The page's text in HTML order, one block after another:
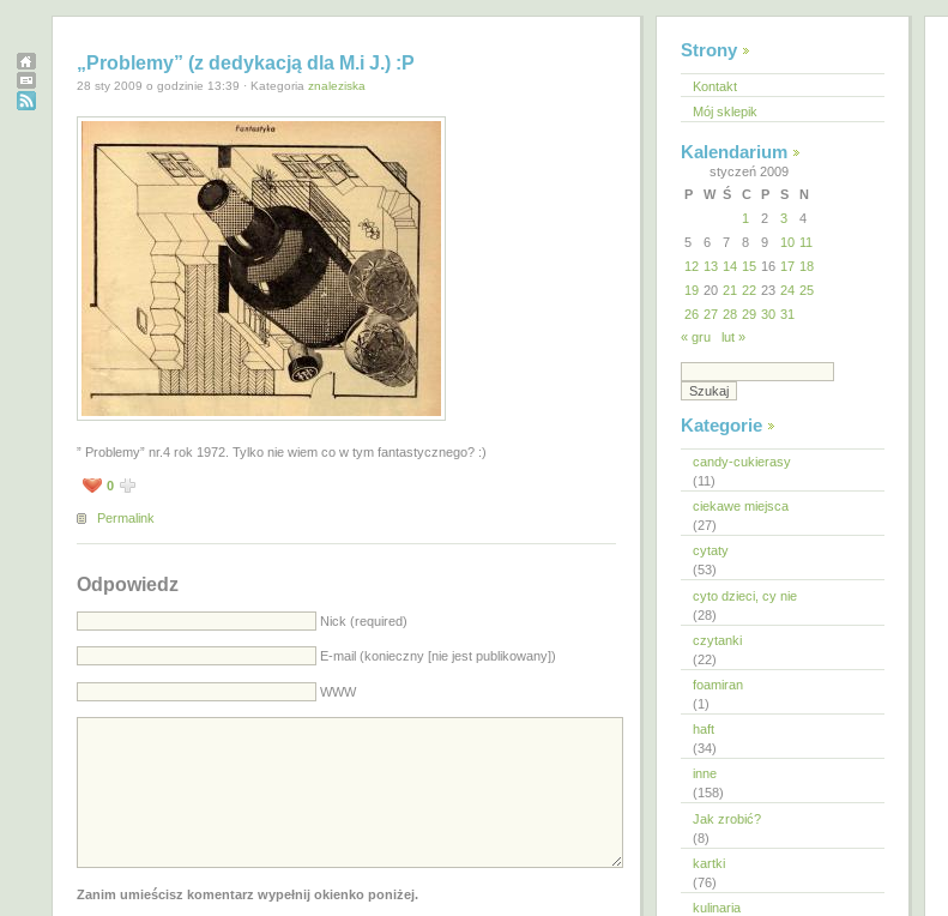
„Problemy” (z dedykacją dla M.i J.) :P
28 sty 2009 o godzinie 13:39 · Kategoria znaleziska
” Problemy” nr.4 rok 1972. Tylko nie wiem co w tym fantastycznego? :)
0
Permalink
Odpowiedz
Nick (required)
E-mail (konieczny [nie jest publikowany])
WWW
Zanim umieścisz komentarz wypełnij okienko poniżej.
Strony
Kontakt
Mój sklepik
Kalendarium
styczeń 2009
P
W Ś C P S
N
1
2 3
4
5
6 7 8 9 10 11
12 13 14 15 16 17 18
19 20 21 22 23 24 25
26 27 28 29 30 31
« gru
lut »
Kategorie
candy-cukierasy
(11)
ciekawe miejsca
(27)
cytaty
(53)
cyto dzieci, cy nie
(28)
czytanki
(22)
foamiran
(1)
haft
(34)
inne
(158)
Jak zrobić?
(8)
kartki
(76)
kulinaria